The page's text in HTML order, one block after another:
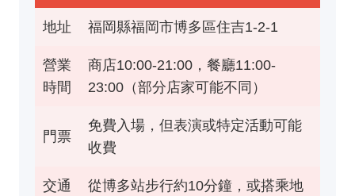
地址 福岡縣福岡市博多區住吉1-2-1
營業
時間
商店10:00-21:00，餐廳11:00-
23:00（部分店家可能不同）
門票
免費入場，但表演或特定活動可能
收費
交通
從博多站步行約10分鐘，或搭乘地